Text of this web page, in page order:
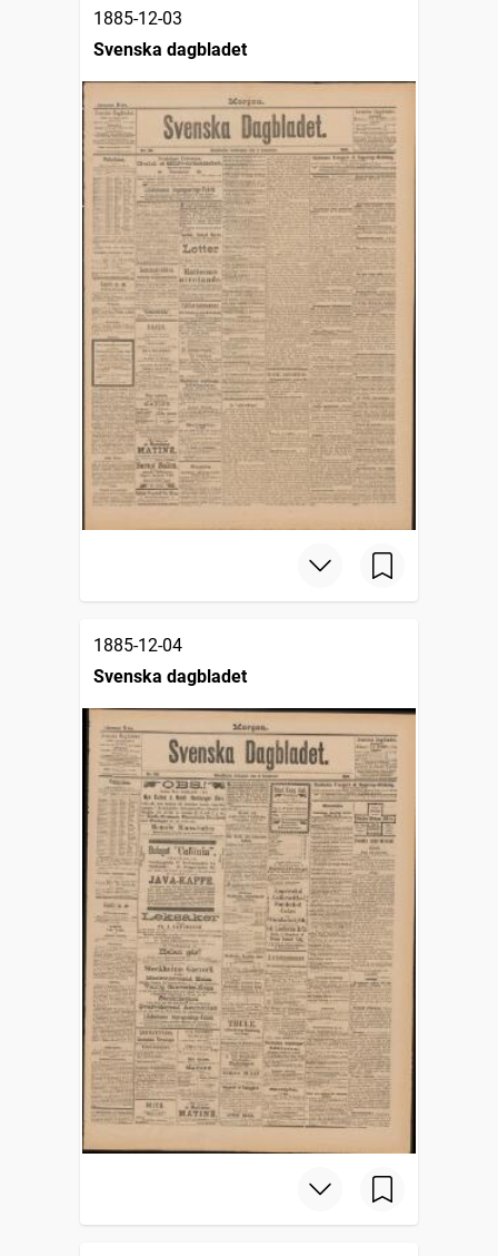
1885-12-03
Svenska dagbladet
1885-12-04
Svenska dagbladet